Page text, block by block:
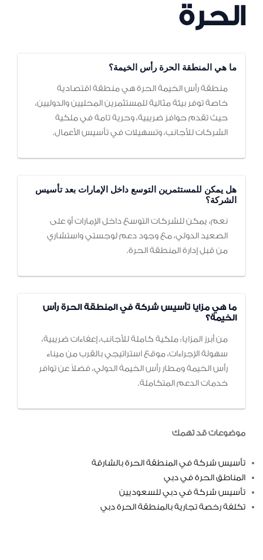
الحرة
ما هي المنطقة الحرة رأس الخيمة؟
منطقة رأس الخيمة الحرة هي منطقة اقتصادية
خاصة توفر بيئة مثالية للمستثمرين المحليين والدوليين،
حيث تقدم حوافز ضريبية، وحرية تامة في ملكية
الشركات للأجانب، وتسهيلات في تأسيس الأعمال.
هل يمكن للمستثمرين التوسع داخل الإمارات بعد تأسيس
الشركة؟
نعم، يمكن للشركات التوسع داخل الإمارات أو على
الصعيد الدولي، مع وجود دعم لوجستي واستشاري
من قبل إدارة المنطقة الحرة.
ما هي مزايا تأسيس شركة في المنطقة الحرة رأس
الخيمة؟
من أبرز المزايا: ملكية كاملة للأجانب، إعفاءات ضريبية،
سهولة الإجراءات، موقع استراتيجي بالقرب من ميناء
رأس الخيمة ومطار رأس الخيمة الدولي، فضلاً عن توافر
خدمات الدعم المتكاملة.
موضوعات قد تهمك
تأسيس شركة في المنطقة الحرة بالشارقة
المناطق الحرة في دبي
تأسيس شركة في دبي للسعوديين
تكلفة رخصة تجارية بالمنطقة الحرة دبي